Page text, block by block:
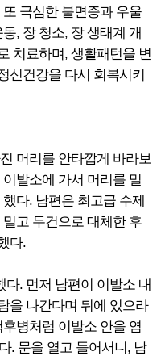
극심한 불면증과 우울
, 장 청소, 장 생태계 개
치료하며, 생활패턴을 변
신건강을 다시 회복시키
머리를 안타깝게 바라보
발소에 가서 머리를 밀
다. 남편은 최고급 수제
고 두건으로 대체한 후
다.
. 먼저 남편이 이발소 내
을 나간다며 뒤에 있으라
병처럼 이발소 안을 염
. 문을 열고 들어서니, 남